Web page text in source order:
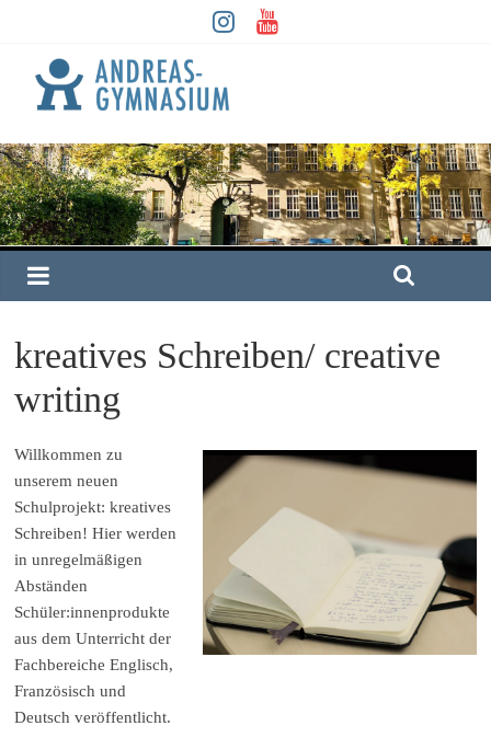
kreatives Schreiben/ creative
writing
Willkommen zu
unserem neuen
Schulprojekt: kreatives
Schreiben! Hier werden
in unregelmäßigen
Abständen
Schüler:innenprodukte
aus dem Unterricht der
Fachbereiche Englisch,
Französisch und
Deutsch veröffentlicht.